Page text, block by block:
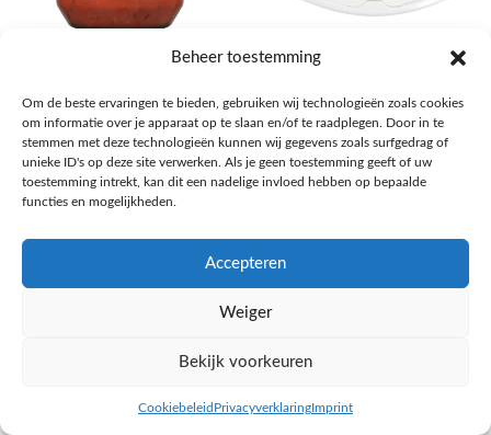
Beheer toestemming
Om de beste ervaringen te bieden, gebruiken wij technologieën zoals cookies
om informatie over je apparaat op te slaan en/of te raadplegen. Door in te
stemmen met deze technologieën kunnen wij gegevens zoals surfgedrag of
unieke ID's op deze site verwerken. Als je geen toestemming geeft of uw
toestemming intrekt, kan dit een nadelige invloed hebben op bepaalde
functies en mogelijkheden.
Accepteren
Weiger
Bekijk voorkeuren
Cookiebeleid PrivacyverklaringImprint
€1,59
NAAR AH
Salades,Pizza, Maaltijden
€3,39
NAAR AH